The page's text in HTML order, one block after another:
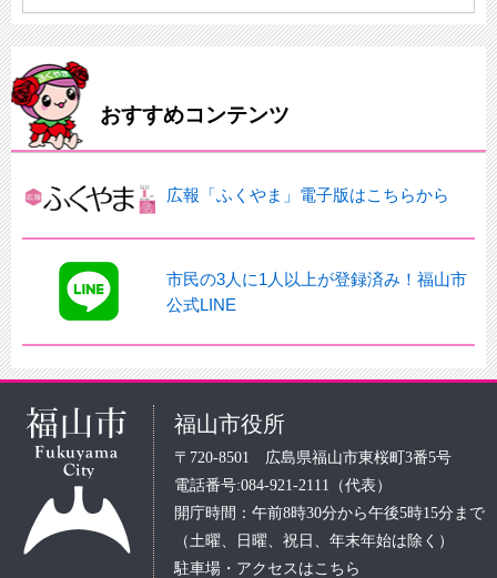
おすすめコンテンツ
広報「ふくやま」電子版はこちらから
市民の3人に1人以上が登録済み！福山市
公式LINE
福山市役所
〒720-8501 広島県福山市東桜町3番5号
電話番号:084-921-2111（代表）
開庁時間：午前8時30分から午後5時15分まで
（土曜、日曜、祝日、年末年始は除く）
駐車場・アクセスはこちら